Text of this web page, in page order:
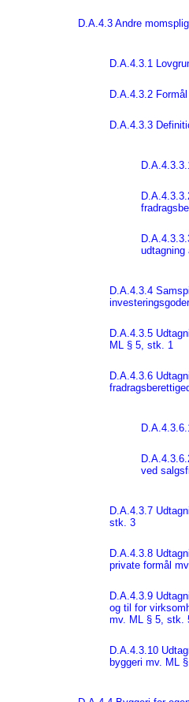
D.A.4.3 Andre
D.A.4.3.1
D.A.4.3.2 Formål
D.A.4.3.3
udtagning
D.A.4.3.4
D.A.4.3.5
ML § 5, stk. 1
D.A.4.3.6
ved
D.A.4.3.7
stk. 3
D.A.4.3.8
private formål
D.A.4.3.9
og til for
mv. ML § 5, stk.
D.A.4.3.10
byggeri mv. ML